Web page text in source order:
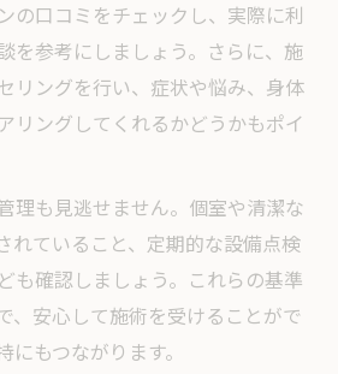
の口コミをチェックし、実際に利
を参考にしましょう。さらに、施
リングを行い、症状や悩み、身体
リングしてくれるかどうかもポイ
理も見逃せません。個室や清潔な
れていること、定期的な設備点検
も確認しましょう。これらの基準
、安心して施術を受けることがで
もつながります。